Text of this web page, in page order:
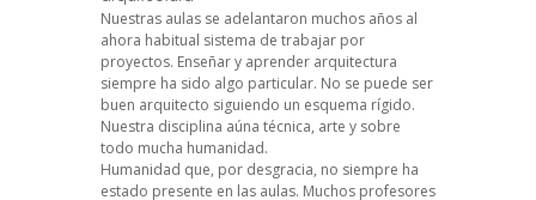
Nuestras aulas se adelantaron muchos años al
ahora habitual sistema de trabajar por
proyectos. Enseñar y aprender arquitectura
siempre ha sido algo particular. No se puede ser
buen arquitecto siguiendo un esquema rígido.
Nuestra disciplina aúna técnica, arte y sobre
todo mucha humanidad.
Humanidad que, por desgracia, no siempre ha
estado presente en las aulas. Muchos profesores